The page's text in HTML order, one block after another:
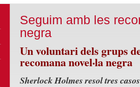
Seguim amb les
negra
Un voluntari dels grups
recomana novel·la negra
Sherlock Holmes resol tres casos